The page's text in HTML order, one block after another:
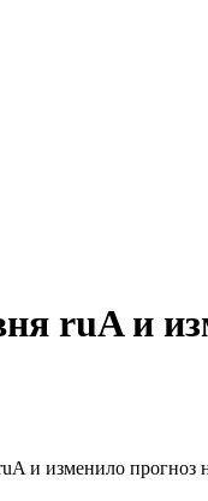
ruA и
и изменило